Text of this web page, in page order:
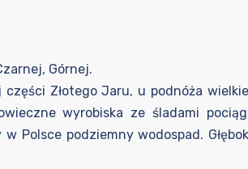
Górnej.
Złotego Jaru, u podnóża
wyrobiska ze śladami
Polsce podziemny wodospad.